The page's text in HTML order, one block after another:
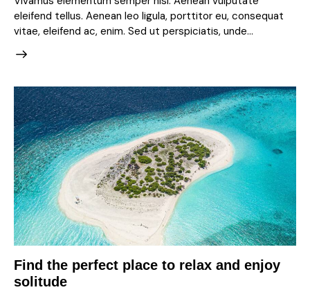
eleifend tellus. Aenean leo ligula, porttitor eu, consequat
vitae, eleifend ac, enim. Sed ut perspiciatis, unde…
Find the perfect place to relax and enjoy
solitude